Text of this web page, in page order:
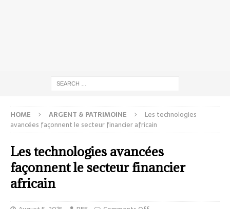
HOME ARGENT & PATRIMOINE
Les technologies
avancées façonnent le secteur financier africain
Les technologies avancées
façonnent le secteur financier
africain